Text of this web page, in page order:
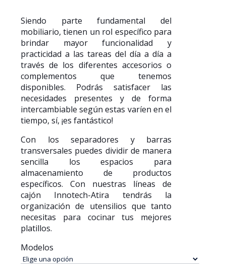
Siendo parte fundamental del
mobiliario, tienen un rol específico para
brindar mayor funcionalidad y
practicidad a las tareas del día a día a
través de los diferentes accesorios o
complementos que tenemos
disponibles. Podrás satisfacer las
necesidades presentes y de forma
intercambiable según estas varíen en el
tiempo, sí, ¡es fantástico!
Con los separadores y barras
transversales puedes dividir de manera
sencilla los espacios para
almacenamiento de productos
específicos. Con nuestras líneas de
cajón Innotech-Atira tendrás la
organización de utensilios que tanto
necesitas para cocinar tus mejores
platillos.
Modelos